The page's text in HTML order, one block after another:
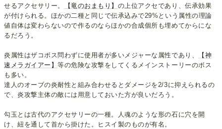
せるアクセサリー。
【竜のおまもり】 の上位アクセであり、伝承効果
が付けられる。ほかの二種と同じで伝承込みで29%という属性の理論
値自体は変わらないので作るのならほかの合成個所も埋めてからにな
るだろう。
炎属性はザコボス問わずに使用者が多いメジャーな属性であり、
【神
速メラガイアー】等の危険な攻撃をしてくるメインストーリーのボス
も多い。
達人のオーブの炎耐性と組み合わせるとダメージを2/3に抑えられるの
で、炎攻撃主体の敵には用意しておいた方が良いだろう。
勾玉とは古代のアクセサリーの一種。人魂のような形の石に穴を開
け、紐を通して首から掛けた。ヒスイ製のものが有名。